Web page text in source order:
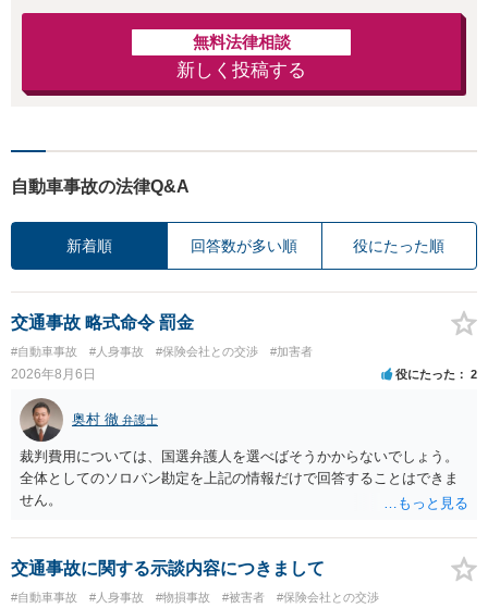
無料法律相談
新しく投稿する
自動車事故の法律Q&A
新着順 回答数が多い順 役にたった順
交通事故 略式命令 罰金
#自動車事故 #人身事故 #保険会社との交渉 #加害者
2026年8月6日 役にたった 2
奥村 徹 弁護士
裁判費用については、国選弁護人を選べばそうかからないでしょう。
全体としてのソロバン勘定を上記の情報だけで回答することはできま
せん。
交通事故に関する示談内容につきまして
#自動車事故 #人身事故 #物損事故 #被害者 #保険会社との交渉